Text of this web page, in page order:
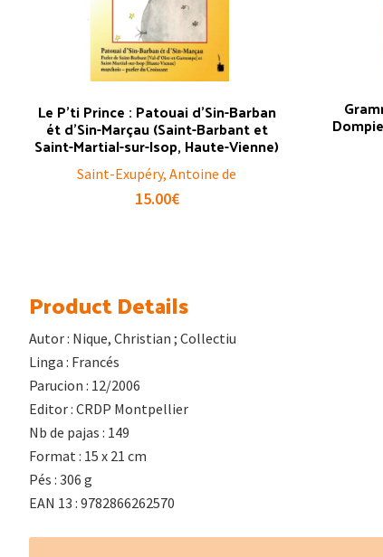
Le P’ti Prince : Patouai d’Sin-Barban
ét d’Sin-Marçau (Saint-Barbant et
Saint-Martial-sur-Isop, Haute-Vienne)
Saint-Exupéry, Antoine de
15.00€
Product Details
Autor : Nique, Christian ; Collectiu
Linga : Francés
Parucion : 12/2006
Editor : CRDP Montpellier
Nb de pajas : 149
Format : 15 x 21 cm
Pés : 306 g
EAN 13 : 9782866262570